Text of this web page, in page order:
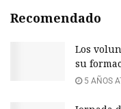
Recomendado
Los
su
5 AÑOS